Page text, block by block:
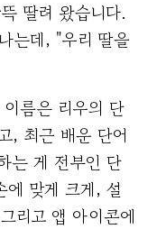
딸려 왔습니다.
는데, "우리 딸을
름은 리우의 단
, 최근 배운 단어
는 게 전부인 단
맞게 크게, 설
리고 앱 아이콘에